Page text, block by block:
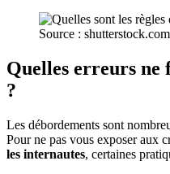
Source : shutterstock.com
Quelles erreurs ne
?
Les débordements sont
Pour ne pas vous exposer aux
les internautes, certaines